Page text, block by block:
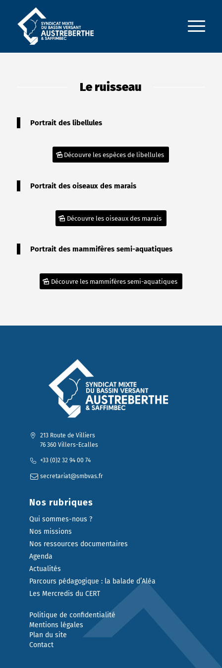
Le ruisseau
Portrait des libellules
Découvre les espèces de libellules
Portrait des oiseaux des marais
Découvre les oiseaux des marais
Portrait des mammifères semi-aquatiques
Découvre les mammifères semi-aquatiques
213 Route de Villiers
76 360 Villers-Ecalles
+33 (0)2 32 94 00 74
secretariat@smbvas.fr
Nos rubriques
Qui sommes-nous ?
Nos missions
Nos ressources documentaires
Agenda
Actualités
Parcours pédagogique : la balade d’Aléa
Les Mercredis du CERT
Politique de confidentialité
Mentions légales
Plan du site
Contact